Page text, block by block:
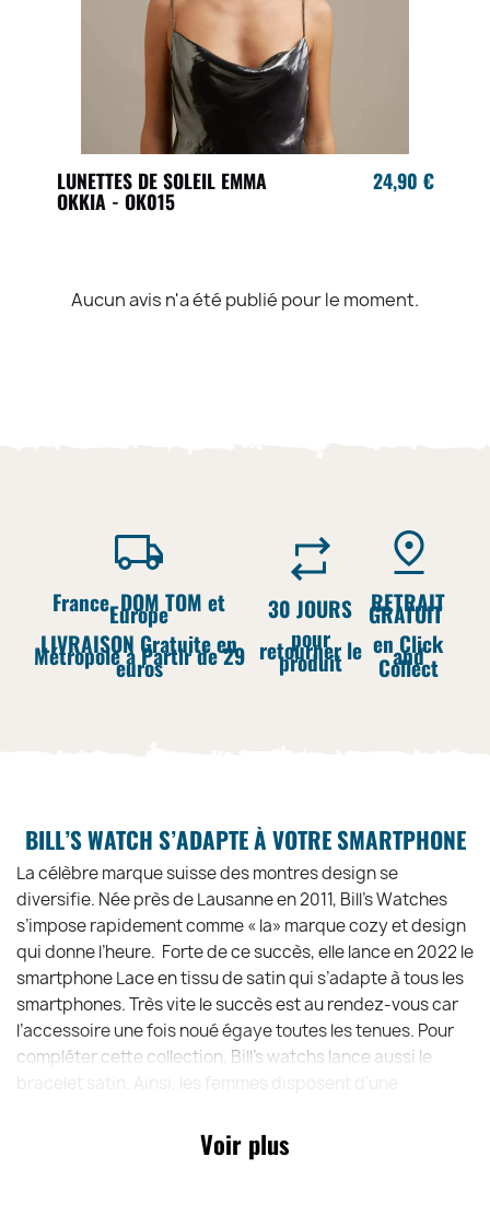
LUNETTES DE SOLEIL EMMA
OKKIA - OK015
24,90 €
Aucun avis n'a été publié pour le moment.
France, DOM TOM et
Europe
LIVRAISON Gratuite en
Métropole à Partir de 29
euros
30 JOURS
pour
retourner le
produit
RETRAIT
GRATUIT
en Click
and
Collect
BILL’S WATCH S’ADAPTE À VOTRE SMARTPHONE
La célèbre marque suisse des montres design se
diversifie. Née près de Lausanne en 2011, Bill’s Watches
s’impose rapidement comme « la» marque cozy et design
qui donne l’heure. Forte de ce succès, elle lance en 2022 le
smartphone Lace en tissu de satin qui s’adapte à tous les
smartphones. Très vite le succès est au rendez-vous car
l’accessoire une fois noué égaye toutes les tenues. Pour
compléter cette collection, Bill’s watchs lance aussi le
Voir plus